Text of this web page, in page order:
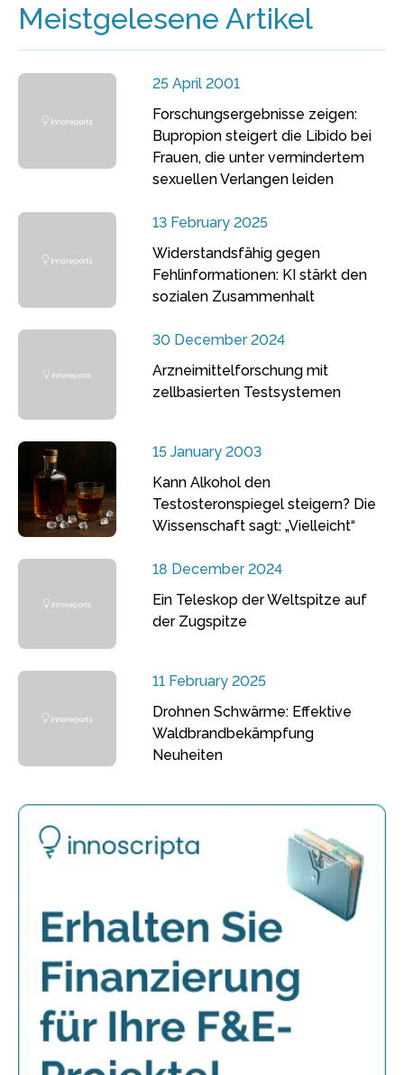
Meistgelesene Artikel
25 April 2001
Forschungsergebnisse zeigen:
Bupropion steigert die Libido bei
Frauen, die unter vermindertem
sexuellen Verlangen leiden
13 February 2025
Widerstandsfähig gegen
Fehlinformationen: KI stärkt den
sozialen Zusammenhalt
30 December 2024
Arzneimittelforschung mit
zellbasierten Testsystemen
15 January 2003
Kann Alkohol den
Testosteronspiegel steigern? Die
Wissenschaft sagt: „Vielleicht“
18 December 2024
Ein Teleskop der Weltspitze auf
der Zugspitze
11 February 2025
Drohnen Schwärme: Effektive
Waldbrandbekämpfung
Neuheiten